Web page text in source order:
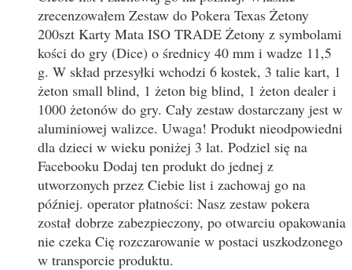
zrecenzowałem Zestaw do Pokera Texas Żetony
200szt Karty Mata ISO TRADE Żetony z symbolami
kości do gry (Dice) o średnicy 40 mm i wadze 11,5
g. W skład przesyłki wchodzi 6 kostek, 3 talie kart, 1
żeton small blind, 1 żeton big blind, 1 żeton dealer i
1000 żetonów do gry. Cały zestaw dostarczany jest w
aluminiowej walizce. Uwaga! Produkt nieodpowiedni
dla dzieci w wieku poniżej 3 lat. Podziel się na
Facebooku Dodaj ten produkt do jednej z
utworzonych przez Ciebie list i zachowaj go na
później. operator płatności: Nasz zestaw pokera
został dobrze zabezpieczony, po otwarciu opakowania
nie czeka Cię rozczarowanie w postaci uszkodzonego
w transporcie produktu.